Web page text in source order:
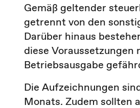
Gemäß geltender
getrennt von den
Darüber hinaus
diese
Betriebsausgabe
Die Aufzeichnungen
Monats. Zudem sollten